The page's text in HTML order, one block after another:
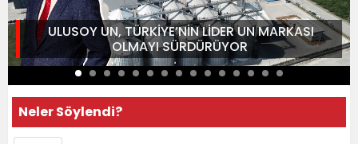
ULUSOY UN, TÜRKİYE’NİN LİDER UN MARKASI
OLMAYI SÜRDÜRÜYOR
Neler Söylendi?